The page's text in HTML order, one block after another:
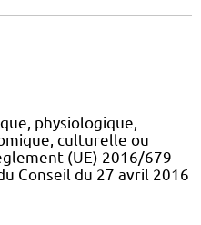
physiologique,
culturelle ou
(UE) 2016/679
Conseil du 27 avril 2016